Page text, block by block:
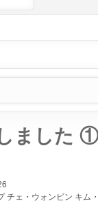
ました
チェ・ウォンビン キム